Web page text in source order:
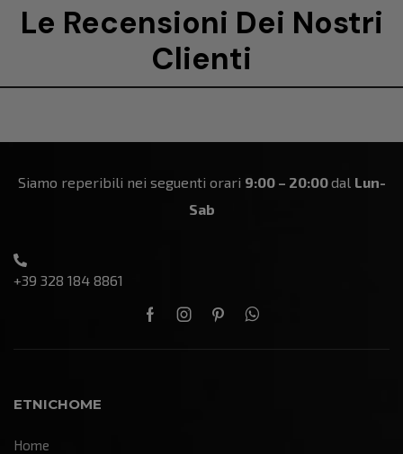
Le Recensioni Dei Nostri
Clienti
Siamo reperibili nei seguenti orari 9:00 – 20:00dal Lun-
Sab
+39 328 184 8861
ETNICHOME
Home